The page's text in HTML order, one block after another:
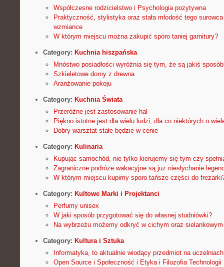
Współczesne rodzicielstwo i Psychologia pozytywna
Praktyczność, stylistyka oraz stała młodość tego
wzmiance
W którym miejscu można zakupić sporo taniej garnitury?
Category: Kuchnia hiszpańska
Mnóstwo posiadłości wyróżnia się tym, że są jakiś
Szkieletowe domy z drewna
Aranżowanie pokoju
Category: Kuchnia Świata
Przeróżne jest zastosowanie hal
Piękno istotne jest dla wielu ludzi, dla co niektórych o
Dobry warsztat stałe będzie w cenie
Category: Kulinaria
Kupując samochód, nie tylko kierujemy się tym czy
Zagraniczne podróże wakacyjne są już niesłychanie
W którym miejscu kupimy sporo tańsze części do
Category: Kultowe Marki i Projektanci
Perfumy unisex
W jaki sposób przygotować się do własnej studniówki?
Na wybrzeżu możemy odkryć w cichym oraz sielankowym
Category: Kultura i Sztuka
Informatyka, to aktualnie wiodący przedmiot na
Open Source i Społeczność i Etyka i Filozofia Technologii